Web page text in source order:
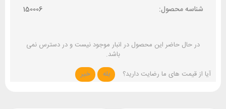
شناسه محصول: 150006
در حال حاضر این محصول در انبار موجود نیست و در دسترس نمی
باشد.
آیا از قیمت های ما رضایت دارید؟
بله خیر